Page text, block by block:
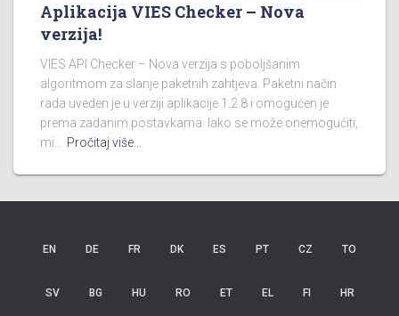
Aplikacija VIES Checker – Nova
verzija!
VIES API Checker – Nova verzija s poboljšanim
algoritmom za slanje paketnih zahtjeva. Paketni način
rada uveden je u verziji aplikacije 1.2.8 i omogućen je
prema zadanim postavkama. Iako se može onemogućiti,
mi… Pročitaj više…
EN DE FR DK ES PT CZ TO
SV BG HU RO ET EL FI HR